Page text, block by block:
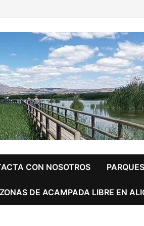
CON NOSOTROS
ZONAS DE ACAMPADA LIBRE EN